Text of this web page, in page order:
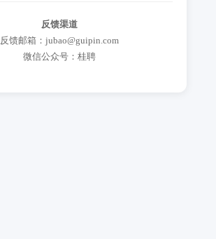
反馈渠道
反馈邮箱：jubao@guipin.com
微信公众号：桂聘